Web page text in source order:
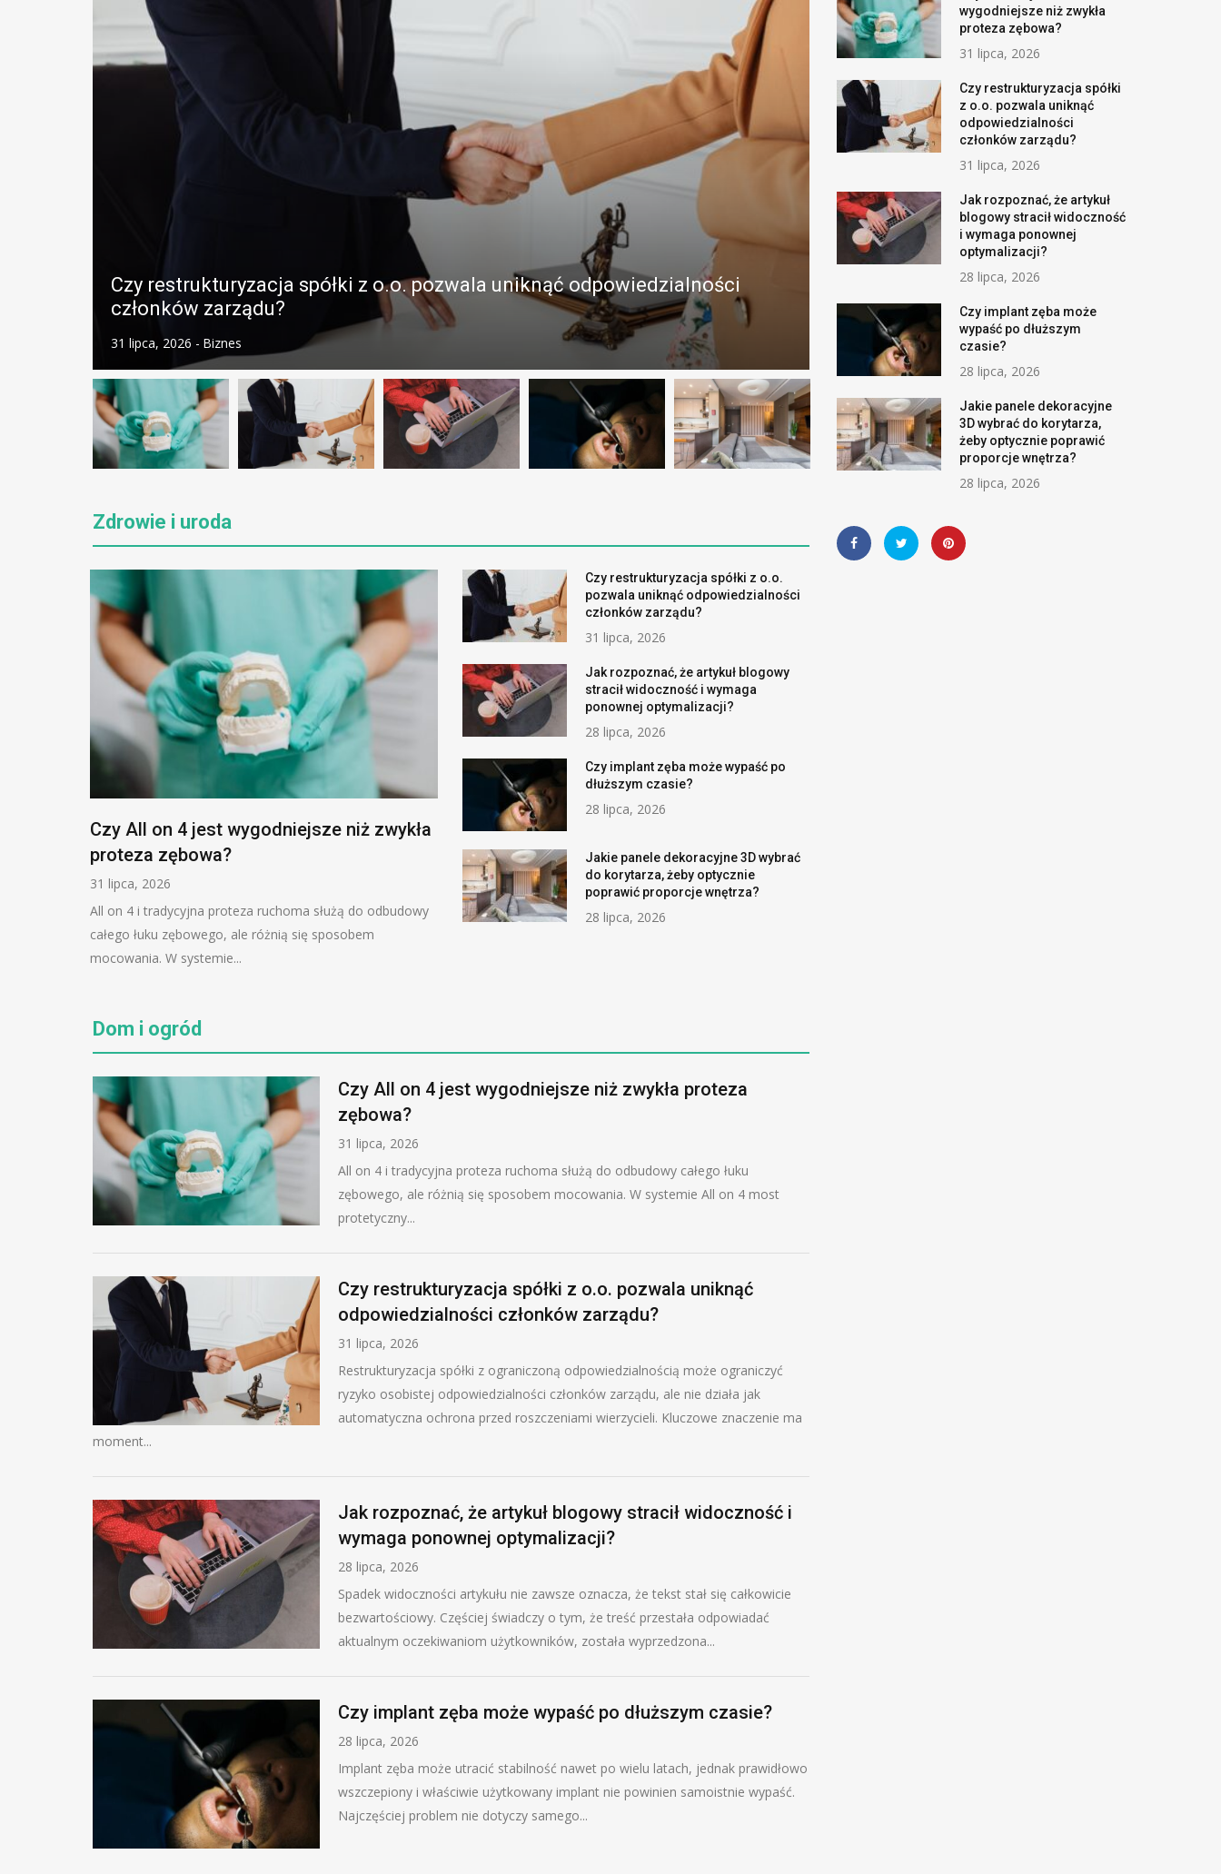
Czy restrukturyzacja spółki z o.o. pozwala uniknąć odpowiedzialności
członków zarządu?
31 lipca, 2026 - Biznes
Jak rozpoznać, że artykuł blogowy
optymalizacji?
28 lipca, 2026 - Biznes
Zdrowie i uroda
Czy All on 4 jest wygodniejsze niż zwykła
proteza zębowa?
31 lipca, 2026
All on 4 i tradycyjna proteza ruchoma służą do odbudowy
całego łuku zębowego, ale różnią się sposobem
mocowania. W systemie...
Czy restrukturyzacja spółki z o.o.
pozwala uniknąć odpowiedzialności
członków zarządu?
31 lipca, 2026
Jak rozpoznać, że artykuł blogowy
stracił widoczność i wymaga
ponownej optymalizacji?
28 lipca, 2026
Czy implant zęba może wypaść po
dłuższym czasie?
28 lipca, 2026
Jakie panele dekoracyjne 3D wybrać
do korytarza, żeby optycznie
poprawić proporcje wnętrza?
28 lipca, 2026
Dom i ogród
Czy All on 4 jest wygodniejsze niż zwykła proteza
zębowa?
31 lipca, 2026
All on 4 i tradycyjna proteza ruchoma służą do odbudowy całego łuku
zębowego, ale różnią się sposobem mocowania. W systemie All on 4 most
protetyczny...
Czy restrukturyzacja spółki z o.o. pozwala uniknąć
odpowiedzialności członków zarządu?
31 lipca, 2026
Restrukturyzacja spółki z ograniczoną odpowiedzialnością może ograniczyć
ryzyko osobistej odpowiedzialności członków zarządu, ale nie działa jak
automatyczna ochrona przed roszczeniami wierzycieli. Kluczowe znaczenie ma
moment...
Jak rozpoznać, że artykuł blogowy stracił widoczność i
wymaga ponownej optymalizacji?
28 lipca, 2026
Spadek widoczności artykułu nie zawsze oznacza, że tekst stał się całkowicie
bezwartościowy. Częściej świadczy o tym, że treść przestała odpowiadać
aktualnym oczekiwaniom użytkowników, została wyprzedzona...
Czy implant zęba może wypaść po dłuższym czasie?
28 lipca, 2026
Implant zęba może utracić stabilność nawet po wielu latach, jednak prawidłowo
wszczepiony i właściwie użytkowany implant nie powinien samoistnie wypaść.
Najczęściej problem nie dotyczy samego...
wygodniejsze niż zwykła
proteza zębowa?
31 lipca, 2026
Czy restrukturyzacja spółki
z o.o. pozwala uniknąć
odpowiedzialności
członków zarządu?
31 lipca, 2026
Jak rozpoznać, że artykuł
blogowy stracił widoczność
i wymaga ponownej
optymalizacji?
28 lipca, 2026
Czy implant zęba może
wypaść po dłuższym
czasie?
28 lipca, 2026
Jakie panele dekoracyjne
3D wybrać do korytarza,
żeby optycznie poprawić
proporcje wnętrza?
28 lipca, 2026